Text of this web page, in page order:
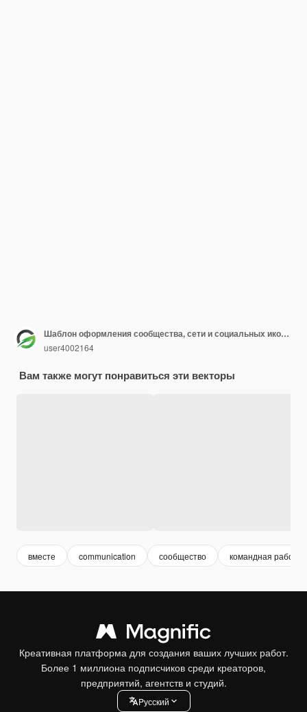
Шаблон оформления сообщества, сети и социальных иконок
user4002164
Вам также могут понравиться эти векторы
вместе communication сообщество командная работа
Креативная платформа для создания ваших лучших работ.
Более 1 миллиона подписчиков среди креаторов,
предприятий, агентств и студий.
Pусский